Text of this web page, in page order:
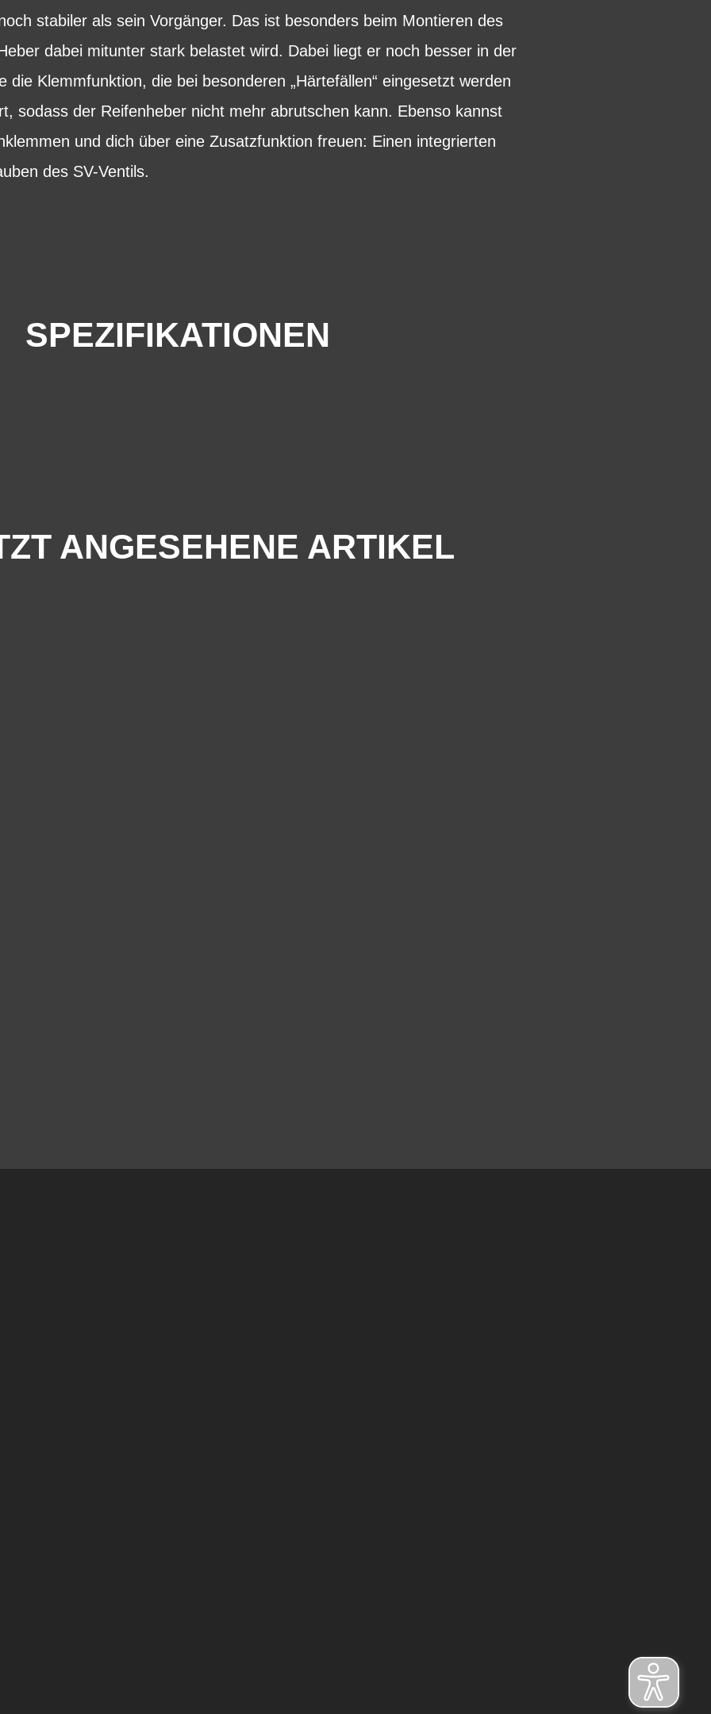
stabiler als sein Vorgänger. Das ist besonders beim Montieren des
dabei mitunter stark belastet wird. Dabei liegt er noch besser in der
die Klemmfunktion, die bei besonderen „Härtefällen“ eingesetzt werden
sodass der Reifenheber nicht mehr abrutschen kann. Ebenso kannst
und dich über eine Zusatzfunktion freuen: Einen integrierten
des SV-Ventils.
SPEZIFIKATIONEN
ANGESEHENE ARTIKEL